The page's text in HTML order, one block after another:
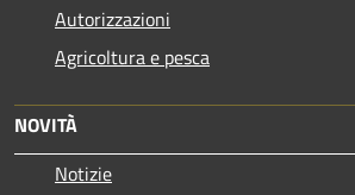
Autorizzazioni
Agricoltura e pesca
NOVITÀ
Notizie